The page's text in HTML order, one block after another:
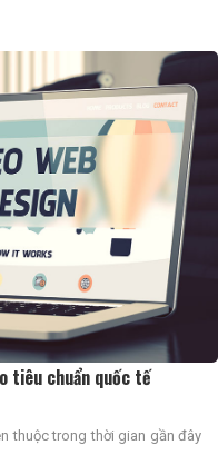
tiêu chuẩn quốc tế
thuộc trong thời gian gần đây